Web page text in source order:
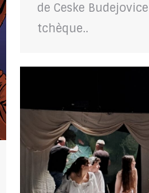
de Ceske
tchèque..